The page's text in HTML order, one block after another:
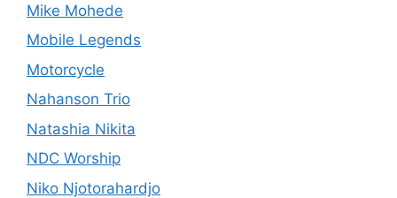
Mike Mohede
Mobile Legends
Motorcycle
Nahanson Trio
Natashia Nikita
NDC Worship
Niko Njotorahardjo